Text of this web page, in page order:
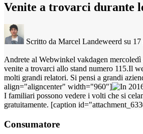
Venite a trovarci durante
Scritto da Marcel Landeweerd su 17
Andrete al Webwinkel vakdagen
venite a trovarci allo stand numero 115.Il
molti grandi relatori. Si pensi a grandi
align="aligncenter" width="960"]
I familiari possono vedere i volti che si
gratuitamente. [caption
Consumatore